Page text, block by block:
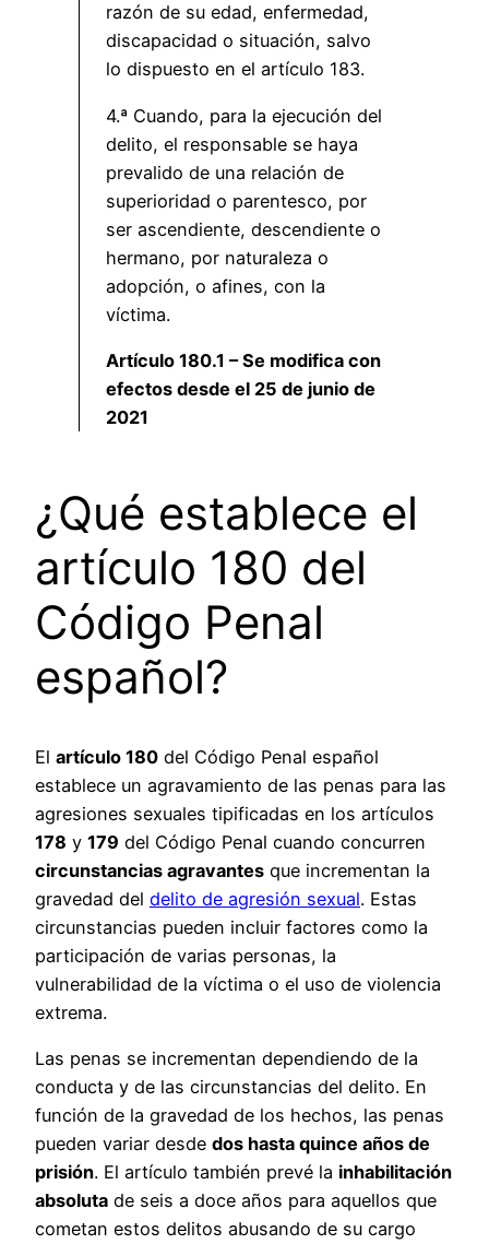
razón de su edad, enfermedad,
discapacidad o situación, salvo
lo dispuesto en el artículo 183.
4.ª Cuando, para la ejecución del
delito, el responsable se haya
prevalido de una relación de
superioridad o parentesco, por
ser ascendiente, descendiente o
hermano, por naturaleza o
adopción, o afines, con la
víctima.
Artículo 180.1 – Se modifica con
efectos desde el 25 de junio de
2021
¿Qué establece el
artículo 180 del
Código Penal
español?
El artículo 180 del Código Penal español
establece un agravamiento de las penas para las
agresiones sexuales tipificadas en los artículos
178 y 179 del Código Penal cuando concurren
circunstancias agravantes que incrementan la
gravedad del delito de agresión sexual. Estas
circunstancias pueden incluir factores como la
participación de varias personas, la
vulnerabilidad de la víctima o el uso de violencia
extrema.
Las penas se incrementan dependiendo de la
conducta y de las circunstancias del delito. En
función de la gravedad de los hechos, las penas
pueden variar desde dos hasta quince años de
prisión. El artículo también prevé la inhabilitación
absoluta de seis a doce años para aquellos que
cometan estos delitos abusando de su cargo